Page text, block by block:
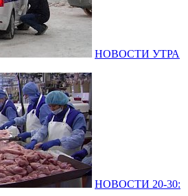
НОВОСТИ УТРА
НОВОСТИ 20-30: